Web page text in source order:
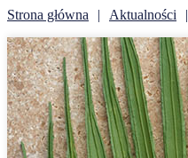
Strona główna Aktualności